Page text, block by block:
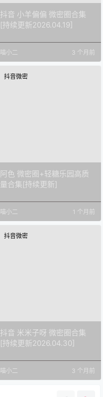
抖音 小羊偏偏 微密圈合集
[持续更新2026.04.19]
喵小二 3 个月前
抖音微密
阿色 微密圈+轻糖乐园高质
量合集[持续更新]
喵小二 1 个月前
抖音微密
抖音 米米子呀 微密圈合集
[持续更新2026.04.30]
喵小二 3 个月前